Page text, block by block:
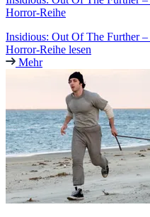
Horror-Reihe
Insidious: Out Of The Further
Horror-Reihe lesen
Mehr